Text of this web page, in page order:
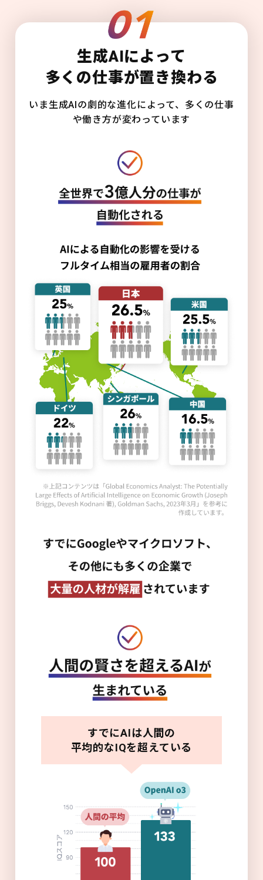
生成AIによって
多くの仕事が置き換わる
いま生成AIの劇的な進化によって、多くの仕事
や働き方が変わっています
すでにAIは人間の
平均的なIQを超えている